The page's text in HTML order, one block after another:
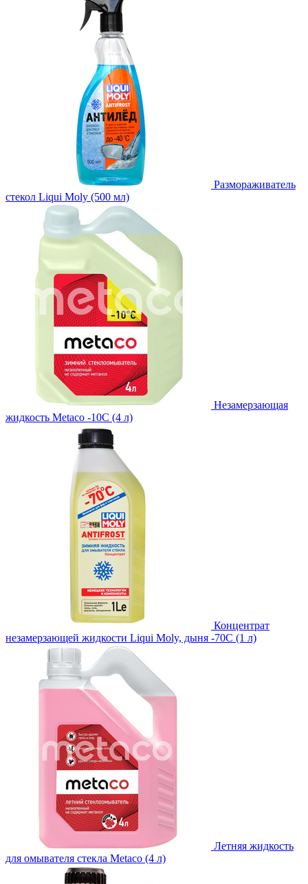
Размораживатель
стекол Liqui Moly (500 мл)
Незамерзающая
жидкость Metaco -10C (4 л)
Концентрат
незамерзающей жидкости Liqui Moly, дыня -70С (1 л)
Летняя жидкость
для омывателя стекла Metaco (4 л)